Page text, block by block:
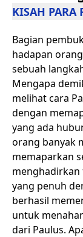
KISAH PARA
Bagian
hadapan
sebuah
Mengapa
melihat cara
dengan
yang ada
orang banyak
memaparkan
menghadirkan
yang penuh
berhasil
untuk
dari Paulus.